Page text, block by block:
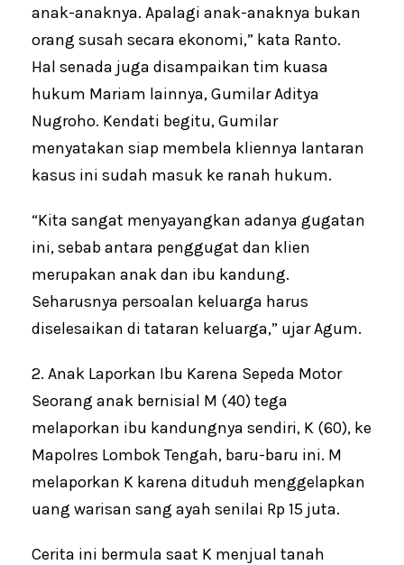
anak-anaknya. Apalagi anak-anaknya bukan
orang susah secara ekonomi,” kata Ranto.
Hal senada juga disampaikan tim kuasa
hukum Mariam lainnya, Gumilar Aditya
Nugroho. Kendati begitu, Gumilar
menyatakan siap membela kliennya lantaran
kasus ini sudah masuk ke ranah hukum.
“Kita sangat menyayangkan adanya gugatan
ini, sebab antara penggugat dan klien
merupakan anak dan ibu kandung.
Seharusnya persoalan keluarga harus
diselesaikan di tataran keluarga,” ujar Agum.
2. Anak Laporkan Ibu Karena Sepeda Motor
Seorang anak bernisial M (40) tega
melaporkan ibu kandungnya sendiri, K (60), ke
Mapolres Lombok Tengah, baru-baru ini. M
melaporkan K karena dituduh menggelapkan
uang warisan sang ayah senilai Rp 15 juta.
Cerita ini bermula saat K menjual tanah